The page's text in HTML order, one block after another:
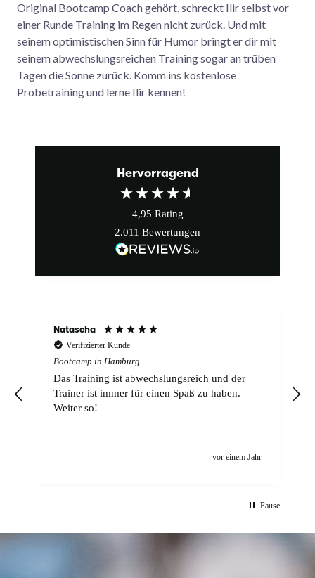
Original Bootcamp Coach gehört, schreckt Ilir selbst vor
einer Runde Training im Regen nicht zurück. Und mit
seinem optimistischen Sinn für Humor bringt er dir mit
seinem abwechslungsreichen Training sogar an trüben
Tagen die Sonne zurück. Komm ins kostenlose
Probetraining und lerne Ilir kennen!
Hervorragend
4,95 Rating
2.011 Bewertungen
Natascha
Verifizierter Kunde
Bootcamp in Hamburg
Das Training ist abwechslungsreich und der
Trainer ist immer für einen Spaß zu haben.
Weiter so!
vor einem Jahr
Pause